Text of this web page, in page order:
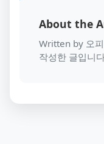
About the
Written by 오
작성한 글입니